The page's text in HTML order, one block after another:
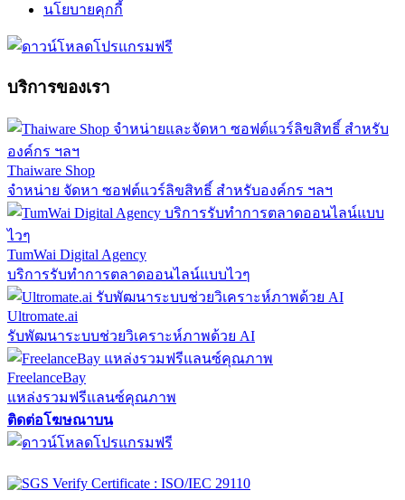
นโยบายคุกกี้
บริการของเรา
Thaiware Shop
จำหน่าย จัดหา ซอฟต์แวร์ลิขสิทธิ์ สำหรับองค์กร ฯลฯ
TumWai Digital Agency
บริการรับทำการตลาดออนไลน์แบบไวๆ
Ultromate.ai
รับพัฒนาระบบช่วยวิเคราะห์ภาพด้วย AI
FreelanceBay
แหล่งรวมฟรีแลนซ์คุณภาพ
ติดต่อโฆษณาบน